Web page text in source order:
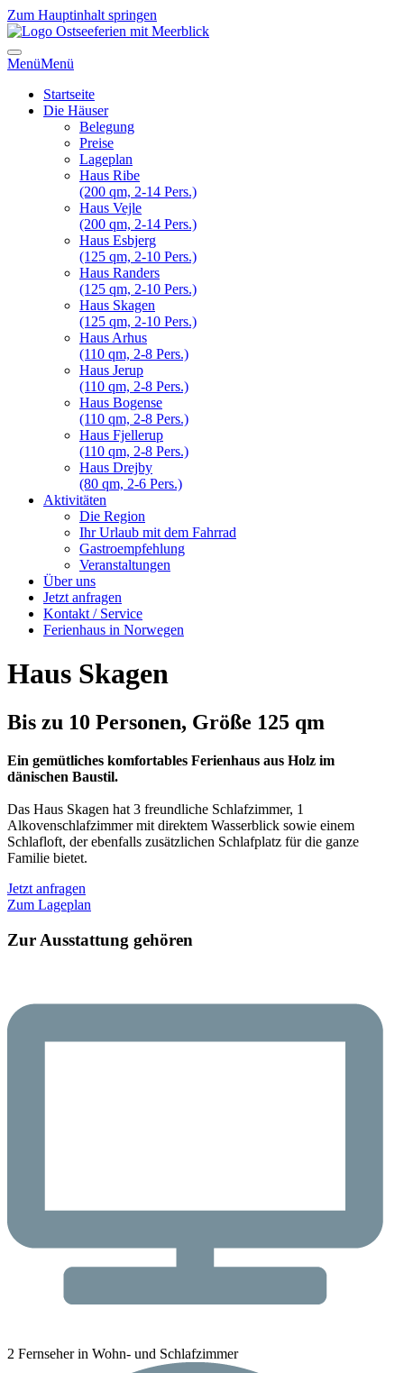
Zum Hauptinhalt springen
MenüMenü
Startseite
Die Häuser
Belegung
Preise
Lageplan
Haus Ribe
(200 qm, 2-14 Pers.)
Haus Vejle
(200 qm, 2-14 Pers.)
Haus Esbjerg
(125 qm, 2-10 Pers.)
Haus Randers
(125 qm, 2-10 Pers.)
Haus Skagen
(125 qm, 2-10 Pers.)
Haus Arhus
(110 qm, 2-8 Pers.)
Haus Jerup
(110 qm, 2-8 Pers.)
Haus Bogense
(110 qm, 2-8 Pers.)
Haus Fjellerup
(110 qm, 2-8 Pers.)
Haus Drejby
(80 qm, 2-6 Pers.)
Aktivitäten
Die Region
Ihr Urlaub mit dem Fahrrad
Gastroempfehlung
Veranstaltungen
Über uns
Jetzt anfragen
Kontakt / Service
Ferienhaus in Norwegen
Haus Skagen
Bis zu 10 Personen, Größe 125 qm
Ein gemütliches komfortables Ferienhaus aus Holz im
dänischen Baustil.
Das Haus Skagen hat 3 freundliche Schlafzimmer, 1
Alkovenschlafzimmer mit direktem Wasserblick sowie einem
Schlafloft, der ebenfalls zusätzlichen Schlafplatz für die ganze
Familie bietet.
Jetzt anfragen
Zum Lageplan
Zur Ausstattung gehören
2 Fernseher in Wohn- und Schlafzimmer